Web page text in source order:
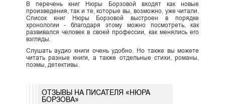
В перечень книг Нюры Борзовой входят как новые
произведения, так и те, которые вы, возможно, уже читали.
Список книг Нюры Борзовой выстроен в порядке
хронологии - благодаря этому можно посмотреть, как
развивался человек в своей профессии, как менялись его
взгляды.
Слушать аудио книги очень удобно. Но также вы можете
читать разные книги, а также отдельные стихи, романы,
поэмы, детективы.
ОТЗЫВЫ НА ПИСАТЕЛЯ «НЮРА
БОРЗОВА»